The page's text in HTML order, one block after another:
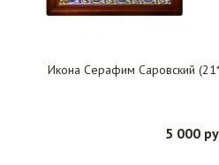
Икона Серафим Саровский
5 000